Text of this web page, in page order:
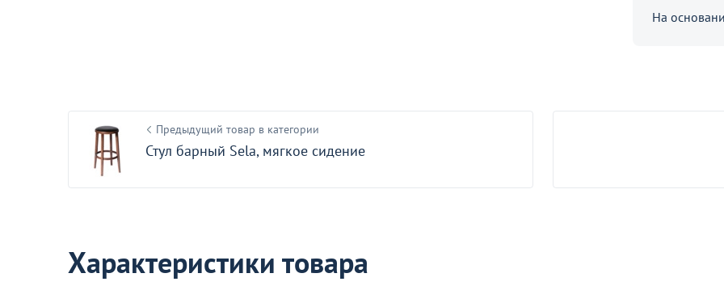
На
Предыдущий товар в категории
Стул барный Sela, мягкое сидение
Характеристики товара
17 590 92 390
Кресло Глиам, раскладное,
Оптовая цена